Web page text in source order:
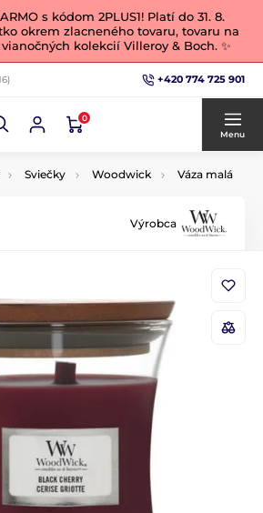
s kódom 2PLUS1! Platí do 31. 8.
okrem zlacneného tovaru, tovaru na
kolekcií Villeroy & Boch. ✨
+420 774 725 901
0
Menu
Sviečky Woodwick Váza malá
Výrobca